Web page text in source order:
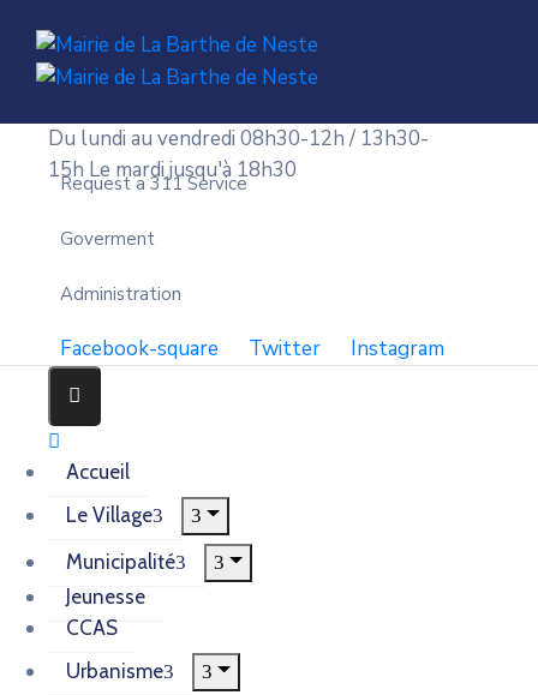
Du lundi au vendredi 08h30-12h / 13h30-
15h Le mardi jusqu'à 18h30
Request a 311 Service
Goverment
Administration
Facebook-square Twitter Instagram
Accueil
Le Village
Municipalité
Jeunesse
CCAS
Urbanisme